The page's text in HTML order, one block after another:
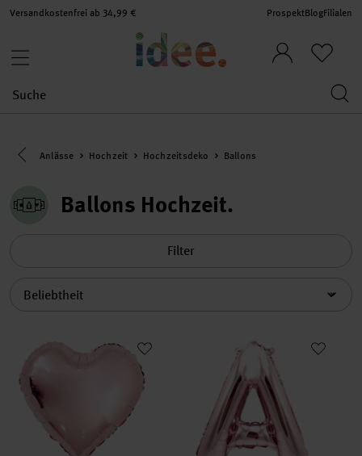
Versandkostenfrei ab 34,99 € ProspektBlogFilialen
Eine Kategorie zurück navigieren
Anlässe Hochzeit Hochzeitsdeko Ballons
Ballons Hochzeit
Filter
Folienballon Herz 36cm Folienballon Buchstabe rosa